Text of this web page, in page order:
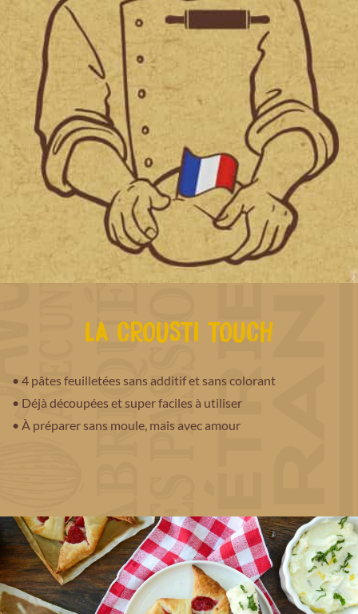
LA CROUSTI TOUCH
• 4 pâtes feuilletées sans additif et sans colorant
• Déjà découpées et super faciles à utiliser
• À préparer sans moule, mais avec amour